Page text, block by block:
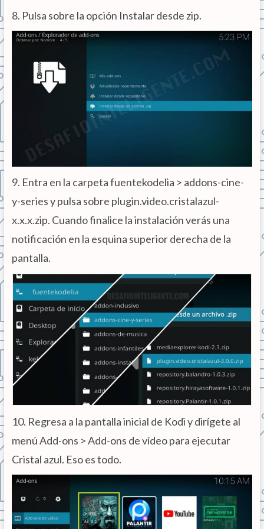
8. Pulsa sobre la opción Instalar desde zip.
9. Entra en la carpeta fuentekodelia > addons-cine-
y-series y pulsa sobre plugin.video.cristalazul-
x.x.x.zip. Cuando finalice la instalación verás una
notificación en la esquina superior derecha de la
pantalla.
10. Regresa a la pantalla inicial de Kodi y dirígete al
menú Add-ons > Add-ons de vídeo para ejecutar
Cristal azul. Eso es todo.